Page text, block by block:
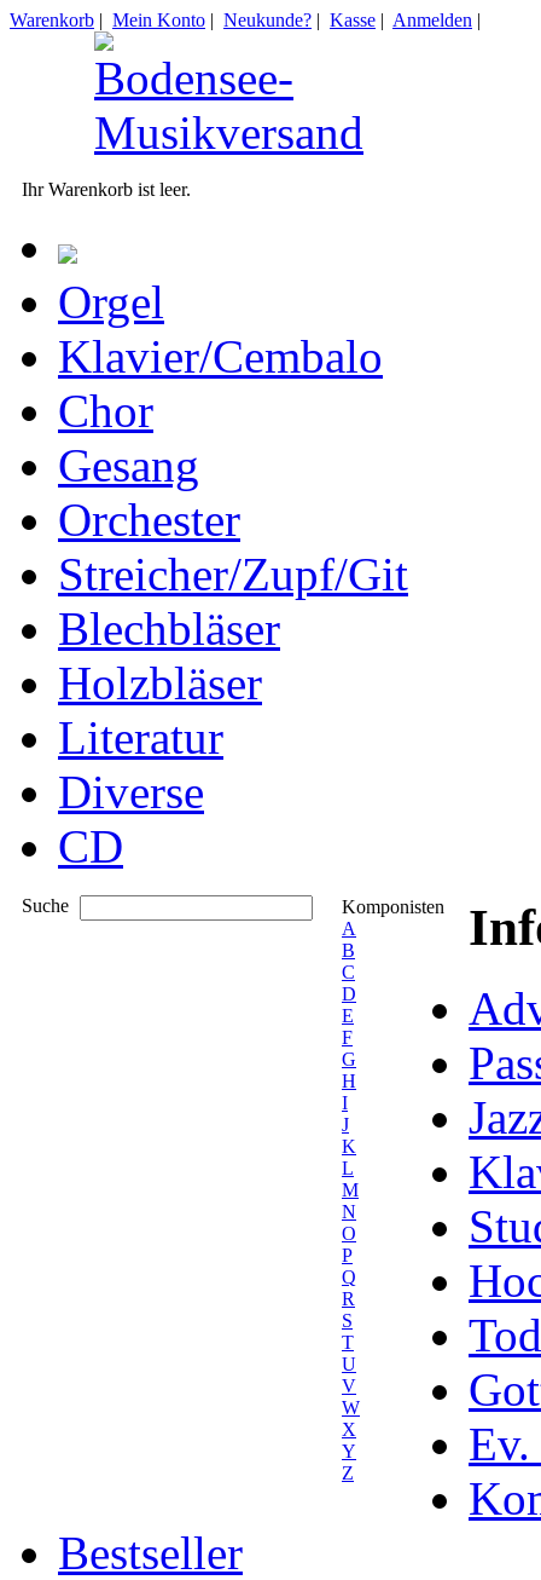
Warenkorb | Mein Konto | Neukunde? | Kasse | Anmelden |
Ihr Warenkorb ist leer.
Orgel
Klavier/Cembalo
Chor
Gesang
Orchester
Streicher/Zupf/Git
Blechbläser
Holzbläser
Literatur
Diverse
CD
Suche
Komponisten
A
B
C
D
E
F
G
H
I
J
K
L
M
N
O
P
Q
R
S
T
U
V
W
X
Y
Z
Ev.
Bestseller